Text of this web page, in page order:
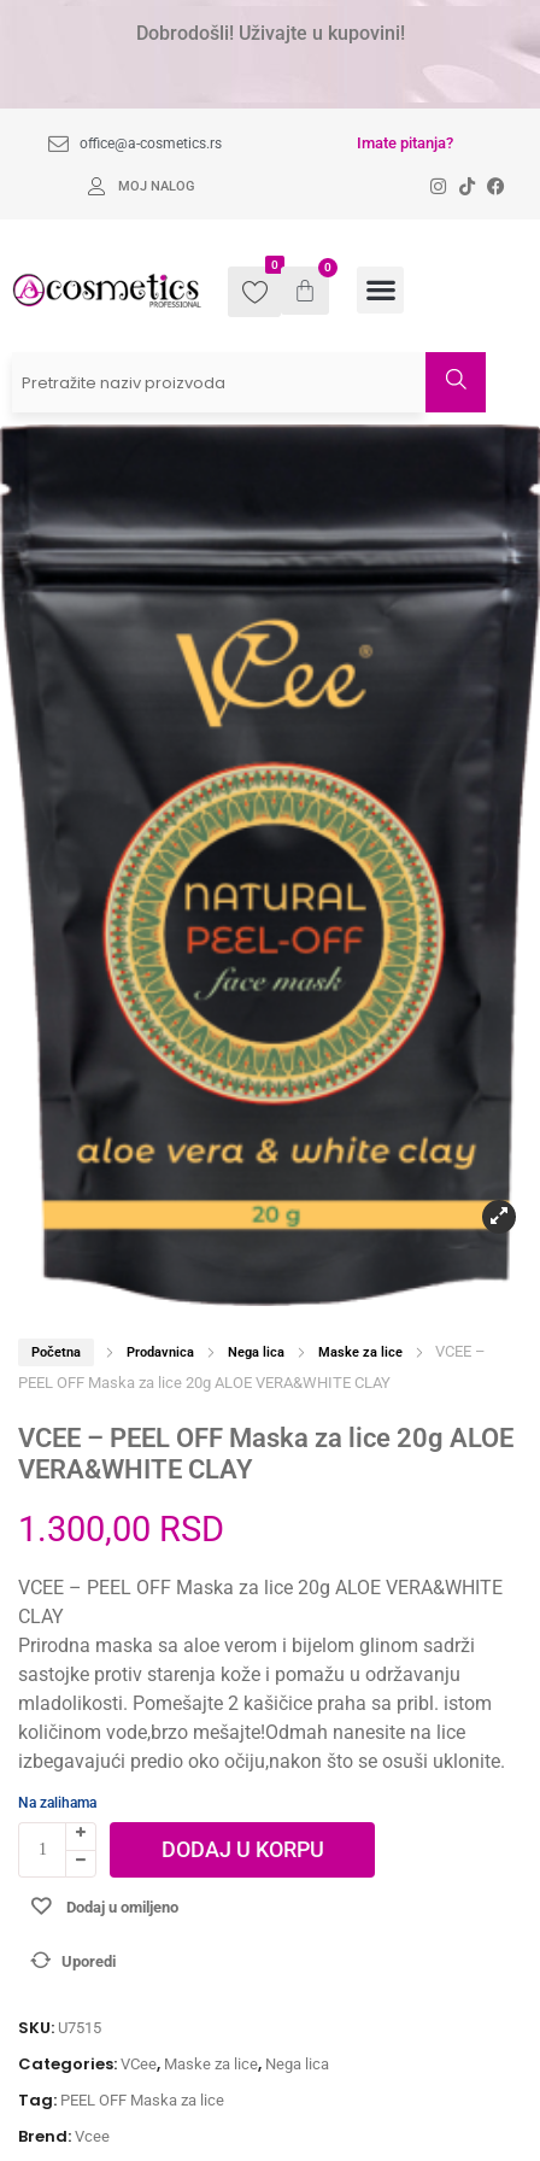
Dobrodošli! Uživajte u kupovini!
office@a-cosmetics.rs Imate pitanja?
MOJ NALOG
0 0
Početna Prodavnica Nega lica Maske za lice
VCEE –
PEEL OFF Maska za lice 20g ALOE VERA&WHITE CLAY
VCEE – PEEL OFF Maska za lice 20g ALOE
VERA&WHITE CLAY
1.300,00 RSD
VCEE – PEEL OFF Maska za lice 20g ALOE VERA&WHITE
CLAY
Prirodna maska sa aloe verom i bijelom glinom sadrži
sastojke protiv starenja kože i pomažu u održavanju
mladolikosti. Pomešajte 2 kašičice praha sa pribl. istom
količinom vode,brzo mešajte!Odmah nanesite na lice
izbegavajući predio oko očiju,nakon što se osuši uklonite.
Na zalihama
DODAJ U KORPU
Dodaj u omiljeno
Uporedi
SKU: U7515
Categories: VCee, Maske za lice, Nega lica
Tag: PEEL OFF Maska za lice
Brend: Vcee